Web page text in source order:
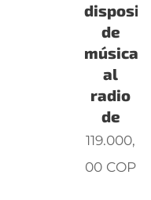
de
música
al
radio
de
119.000,
00 COP